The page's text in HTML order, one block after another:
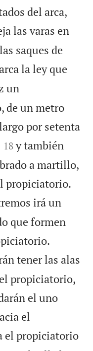
del arca,
las varas en
saques de
la ley que
un
de un metro
por setenta


18 y también
a martillo,
propiciatorio.
irá un
que formen
tener las alas
propiciatorio,
el uno
el
el propiciatorio